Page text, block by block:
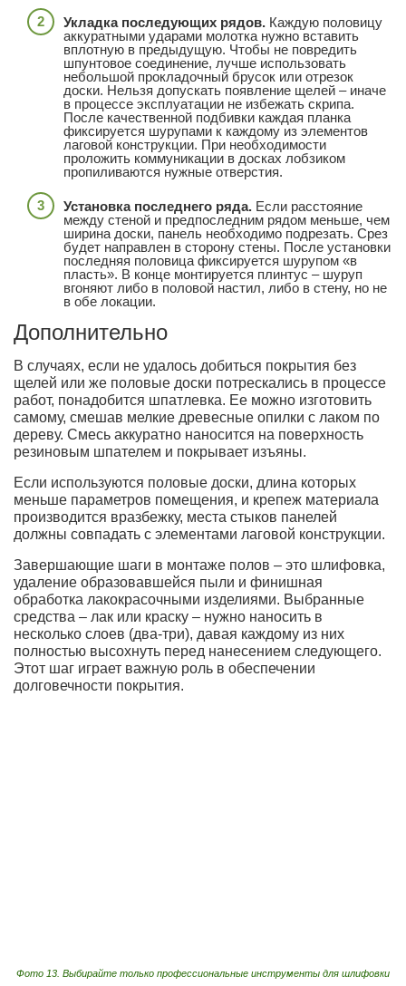
Укладка последующих рядов. Каждую половицу
аккуратными ударами молотка нужно вставить
вплотную в предыдущую. Чтобы не повредить
шпунтовое соединение, лучше использовать
небольшой прокладочный брусок или отрезок
доски. Нельзя допускать появление щелей – иначе
в процессе эксплуатации не избежать скрипа.
После качественной подбивки каждая планка
фиксируется шурупами к каждому из элементов
лаговой конструкции. При необходимости
проложить коммуникации в досках лобзиком
пропиливаются нужные отверстия.
Установка последнего ряда. Если расстояние
между стеной и предпоследним рядом меньше, чем
ширина доски, панель необходимо подрезать. Срез
будет направлен в сторону стены. После установки
последняя половица фиксируется шурупом «в
пласть». В конце монтируется плинтус – шуруп
вгоняют либо в половой настил, либо в стену, но не
в обе локации.
Дополнительно
В случаях, если не удалось добиться покрытия без
щелей или же половые доски потрескались в процессе
работ, понадобится шпатлевка. Ее можно изготовить
самому, смешав мелкие древесные опилки с лаком по
дереву. Смесь аккуратно наносится на поверхность
резиновым шпателем и покрывает изъяны.
Если используются половые доски, длина которых
меньше параметров помещения, и крепеж материала
производится вразбежку, места стыков панелей
должны совпадать с элементами лаговой конструкции.
Завершающие шаги в монтаже полов – это шлифовка,
удаление образовавшейся пыли и финишная
обработка лакокрасочными изделиями. Выбранные
средства – лак или краску – нужно наносить в
несколько слоев (два-три), давая каждому из них
полностью высохнуть перед нанесением следующего.
Этот шаг играет важную роль в обеспечении
долговечности покрытия.
Фото 13. Выбирайте только профессиональные инструменты для шлифовки